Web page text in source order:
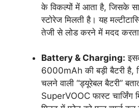
के विकल्पों में आता है, जिसके
स्टोरेज मिलती है। यह
तेजी से लोड करने में मदद
Battery & Charging:
6000mAh की बड़ी बैटरी
चलने वाली “ड्यूरेबल बैटरी”
SuperVOOC फास्ट चार्जिंग